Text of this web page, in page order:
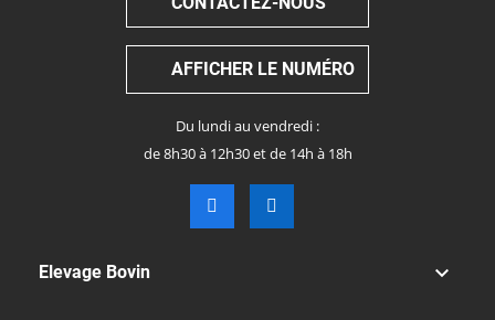
AFFICHER LE NUMÉRO
Du lundi au vendredi :
de 8h30 à 12h30 et de 14h à 18h
Elevage Bovin 